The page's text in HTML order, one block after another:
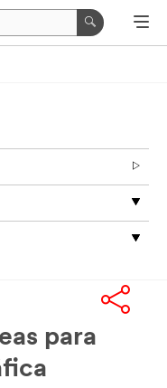
para